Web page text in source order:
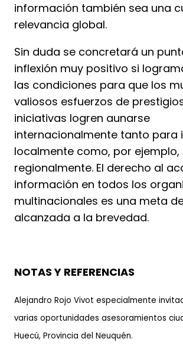
información también sea una
relevancia global.
Sin duda se concretará un
inflexión muy positivo si
las condiciones para que los
valiosos esfuerzos de
iniciativas logren aunarse
internacionalmente tanto para
localmente como, por ejemplo,
regionalmente. El derecho al
información en todos los
multinacionales es una meta
alcanzada a la brevedad.
NOTAS Y REFERENCIAS
Alejandro Rojo Vivot especialmente
varias oportunidades asesoramientos
Huecú, Provincia del Neuquén.